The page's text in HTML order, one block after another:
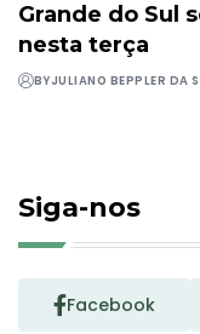
Grande do Sul
nesta terça
BYJULIANO BEPPLER DA
Siga-nos
Facebook